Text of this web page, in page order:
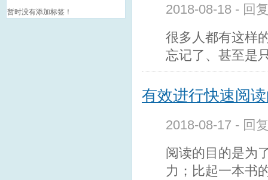
暂时没有添加标签！
2018-08-18 - 回
很多人都有这样
忘记了、甚至是
有效进行快速阅
2018-08-17 - 回
阅读的目的是为
力；比起一本书